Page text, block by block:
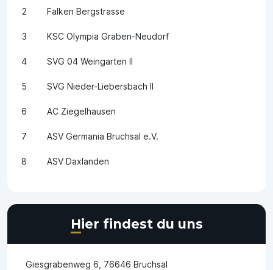
2 Falken Bergstrasse
3 KSC Olympia Graben-Neudorf
4 SVG 04 Weingarten II
5 SVG Nieder-Liebersbach II
6 AC Ziegelhausen
7 ASV Germania Bruchsal e.V.
8 ASV Daxlanden
Hier findest du uns
Giesgrabenweg 6, 76646 Bruchsal